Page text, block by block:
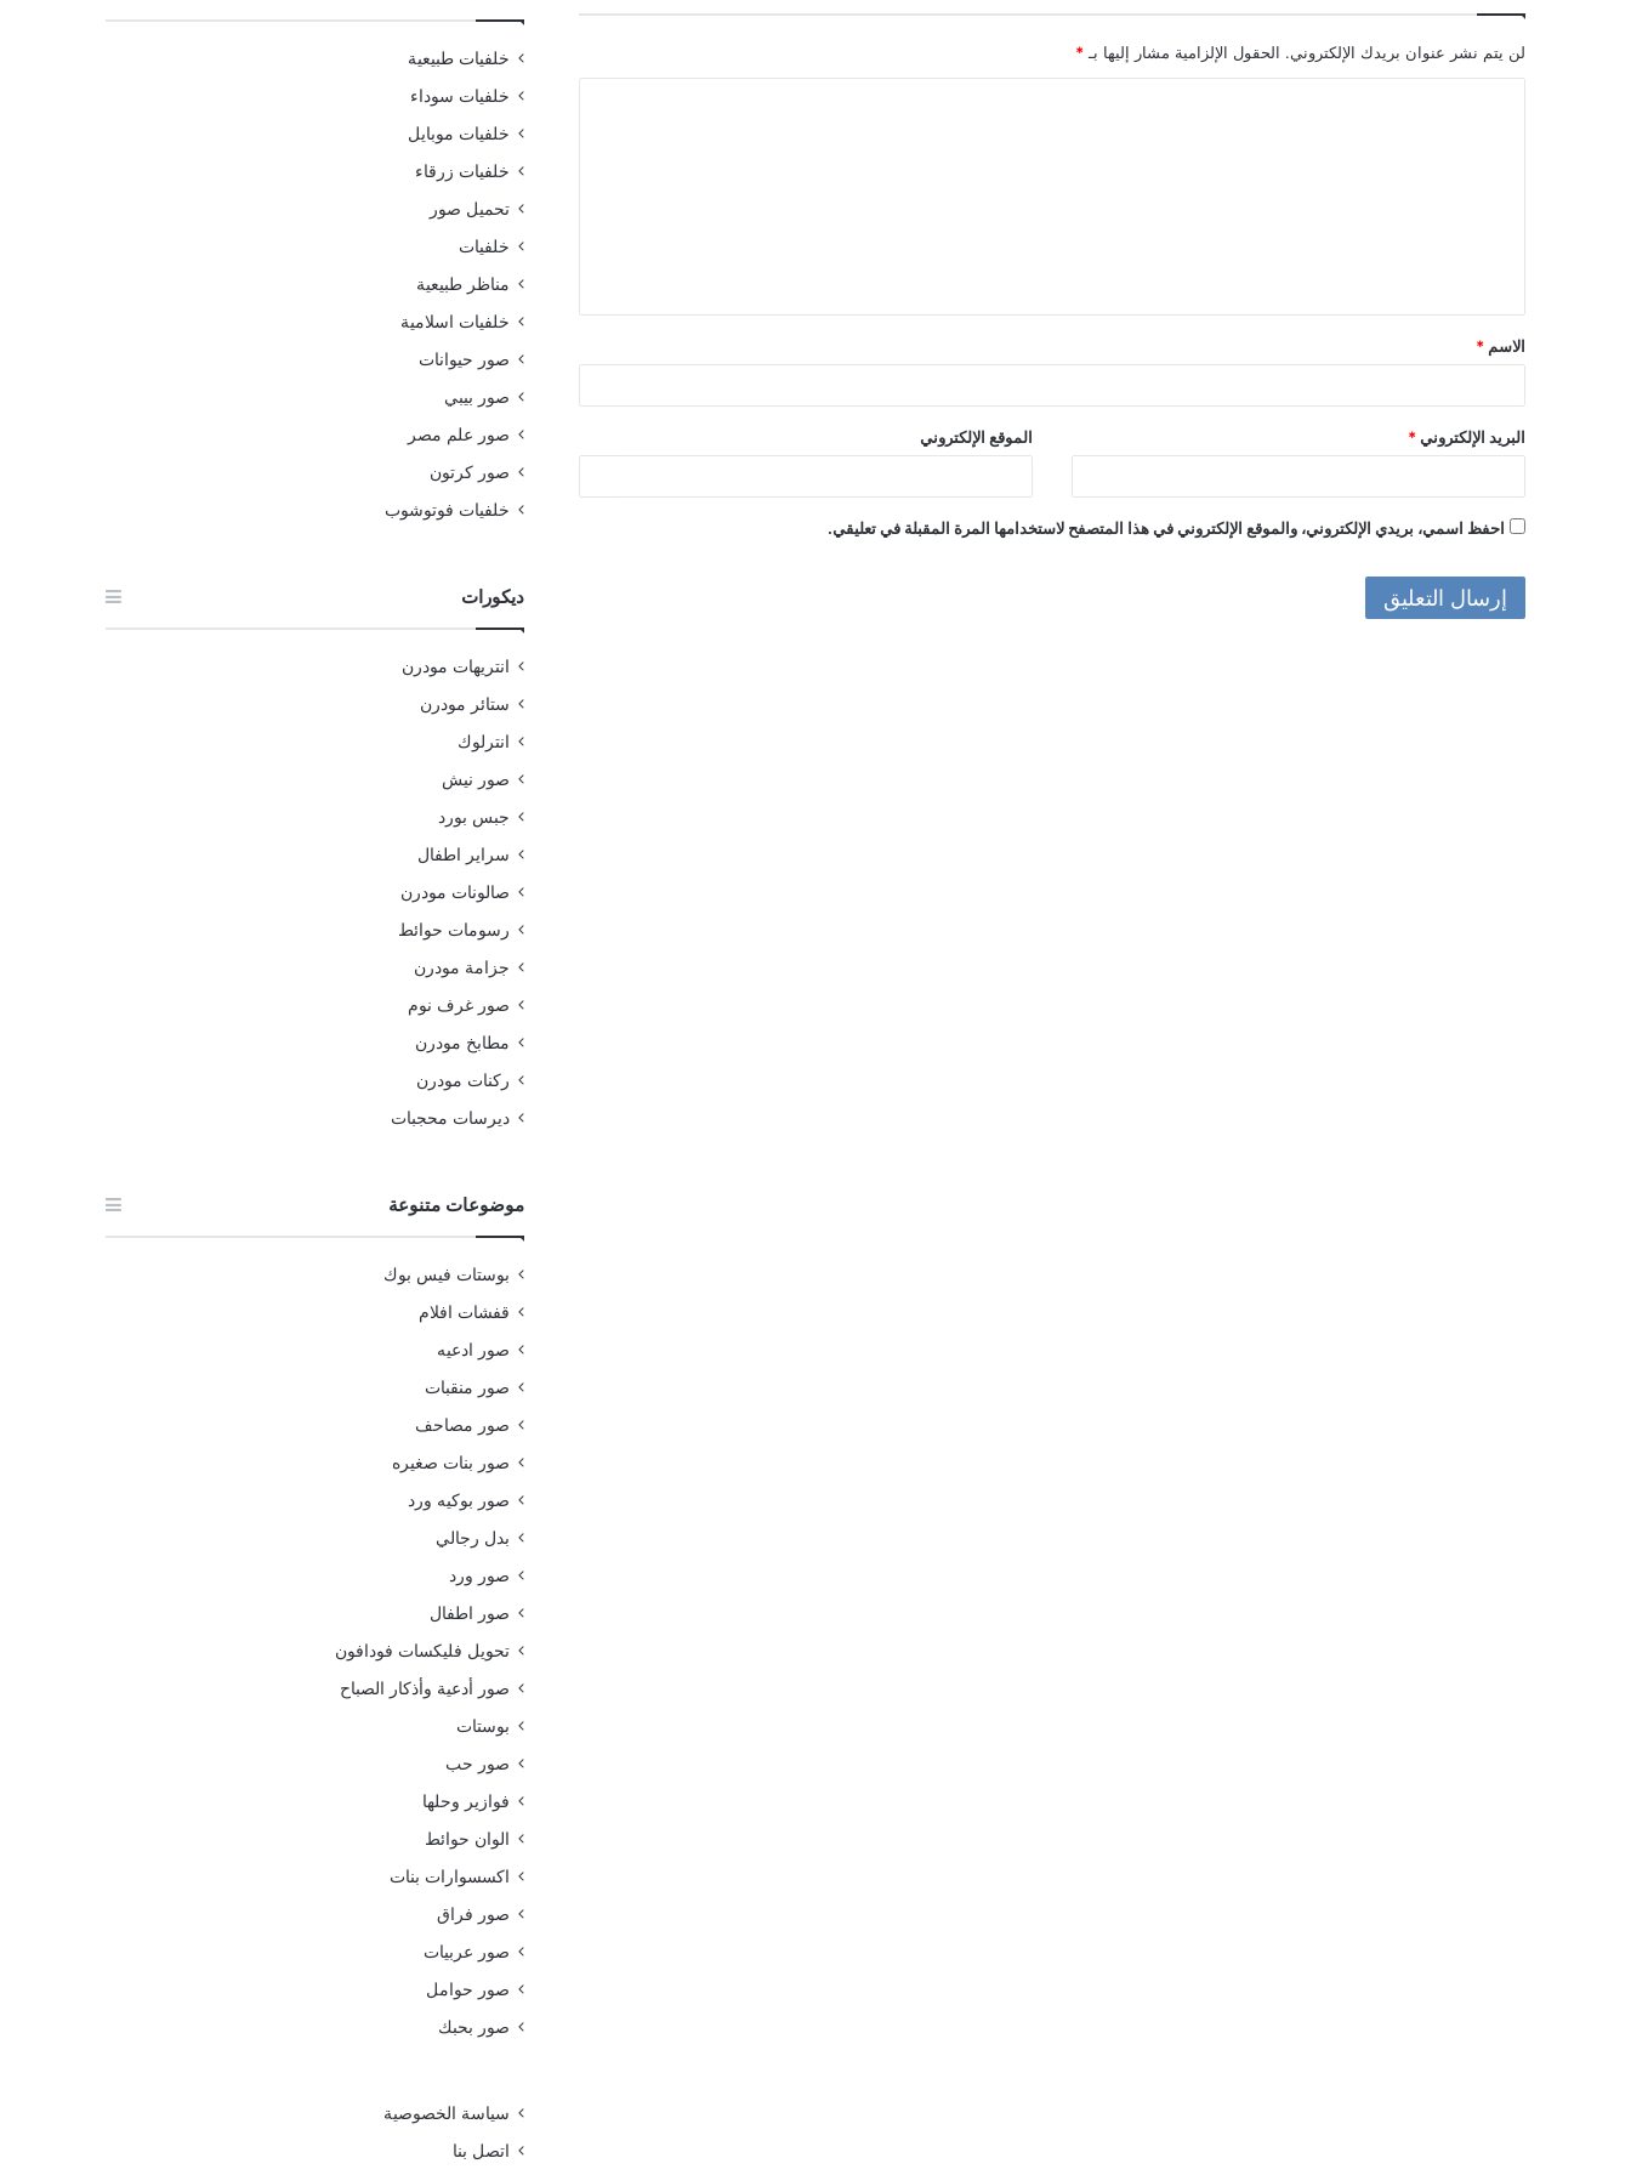
لن يتم نشر عنوان بريدك الإلكتروني. الحقول الإلزامية مشار إليها بـ *
ق
*
الاسم *
البريد الإلكتروني * الموقع الإلكتروني
احفظ اسمي، بريدي الإلكتروني، والموقع الإلكتروني في هذا المتصفح لاستخدامها المرة المقبلة في تعليقي.
خلفيات طبيعية
خلفيات سوداء
خلفيات موبايل
خلفيات زرقاء
تحميل صور
خلفيات
مناظر طبيعية
خلفيات اسلامية
صور حيوانات
صور بيبي
صور علم مصر
صور كرتون
خلفيات فوتوشوب
ديكورات
انتريهات مودرن
ستائر مودرن
انترلوك
صور نيش
جبس بورد
سراير اطفال
صالونات مودرن
رسومات حوائط
جزامة مودرن
صور غرف نوم
مطابخ مودرن
ركنات مودرن
ديرسات محجبات
موضوعات متنوعة
بوستات فيس بوك
قفشات افلام
صور ادعيه
صور منقبات
صور مصاحف
صور بنات صغيره
صور بوكيه ورد
بدل رجالي
صور ورد
صور اطفال
تحويل فليكسات فودافون
صور أدعية وأذكار الصباح
بوستات
صور حب
فوازير وحلها
الوان حوائط
اكسسوارات بنات
صور فراق
صور عربيات
صور حوامل
صور بحبك
سياسة الخصوصية
اتصل بنا